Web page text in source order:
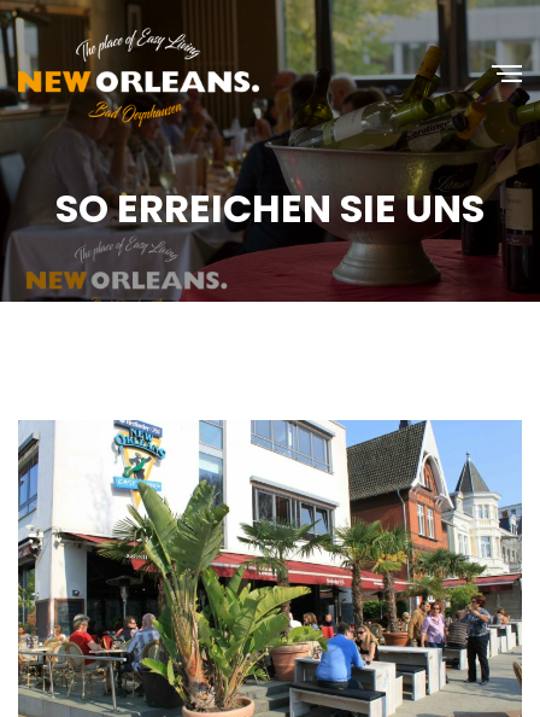
SO ERREICHEN SIE UNS